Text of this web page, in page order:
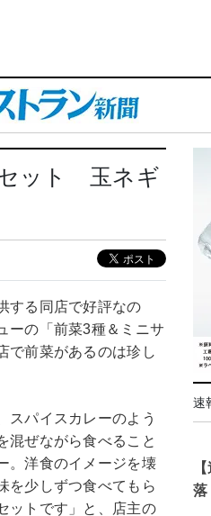
セット 玉ネギ
する同店で好評なの
ーの「前菜3種＆ミニサ
で前菜があるのは珍し
スパイスカレーのよう
混ぜながら食べること
。洋食のイメージを壊
を少しずつ食べてもら
ットです」と、店主の
速
落